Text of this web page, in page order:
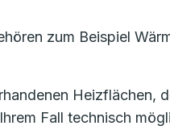
zum Beispiel
Heizflächen,
Fall technisch